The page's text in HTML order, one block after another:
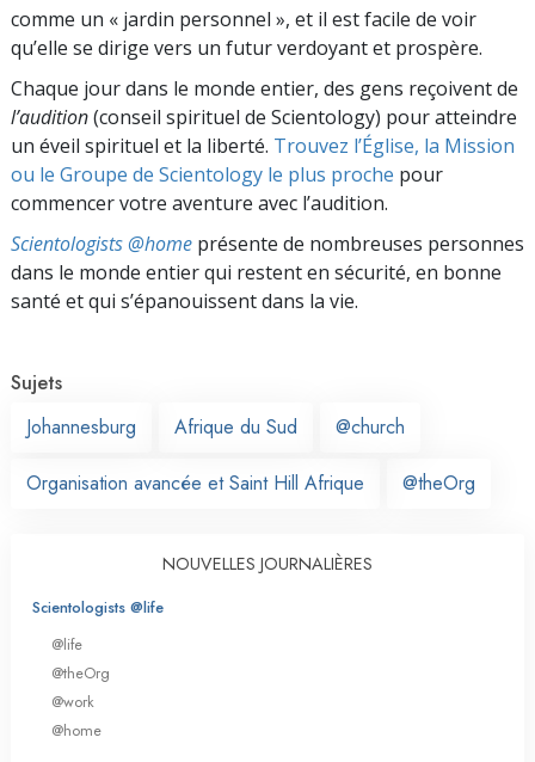
comme un « jardin personnel », et il est facile de voir
qu’elle se dirige vers un futur verdoyant et prospère.
Chaque jour dans le monde entier, des gens reçoivent de
l’audition(conseil spirituel de Scientology) pour atteindre
un éveil spirituel et la liberté. Trouvez l’Église, la Mission
ou le Groupe de Scientology le plus proche pour
commencer votre aventure avec l’audition.
Scientologists @home présente de nombreuses personnes
dans le monde entier qui restent en sécurité, en bonne
santé et qui s’épanouissent dans la vie.
Sujets
Johannesburg
Afrique du Sud @church
Organisation avancée et Saint Hill Afrique @theOrg
NOUVELLES JOURNALIÈRES
Scientologists @life
@life
@theOrg
@work
@home